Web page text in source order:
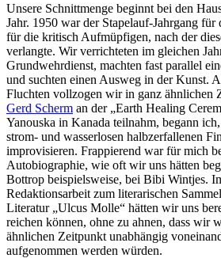
Unsere Schnittmenge beginnt bei den
Jahr. 1950 war der Stapelauf-Jahrgang
für die kritisch Aufmüpfigen, nach der
verlangte. Wir verrichteten im gleichen
Grundwehrdienst, machten fast parallel
und suchten einen Ausweg in der Kunst.
Fluchten vollzogen wir in ganz ähnlichen
Gerd Scherm an der „Earth Healing
Yanouska in Kanada teilnahm, begann
strom- und wasserlosen halbzerfallenen
improvisieren. Frappierend war für mich
Autobiographie, wie oft wir uns hätten
Bottrop beispielsweise, bei Bibi Wintjes.
Redaktionsarbeit zum literarischen
Literatur „Ulcus Molle“ hätten wir uns
reichen können, ohne zu ahnen, dass wir
ähnlichen Zeitpunkt unabhängig
aufgenommen werden würden.